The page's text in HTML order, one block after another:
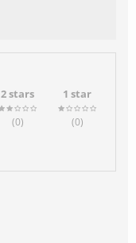
2 stars
(0)
1 star
(0)